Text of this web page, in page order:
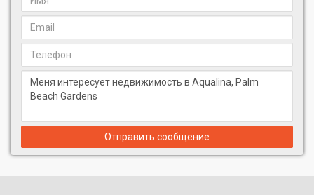
Отправить сообщение